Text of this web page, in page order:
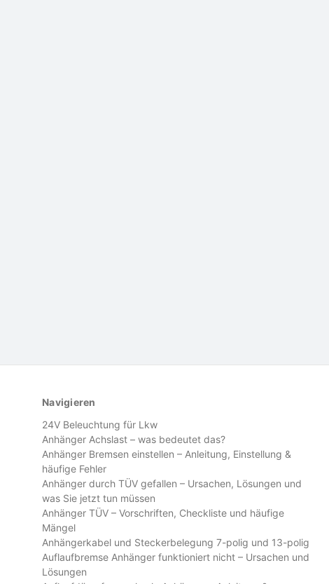
Navigieren
24V Beleuchtung für Lkw
Anhänger Achslast – was bedeutet das?
Anhänger Bremsen einstellen – Anleitung, Einstellung &
häufige Fehler
Anhänger durch TÜV gefallen – Ursachen, Lösungen und
was Sie jetzt tun müssen
Anhänger TÜV – Vorschriften, Checkliste und häufige
Mängel
Anhängerkabel und Steckerbelegung 7-polig und 13-polig
Auflaufbremse Anhänger funktioniert nicht – Ursachen und
Lösungen